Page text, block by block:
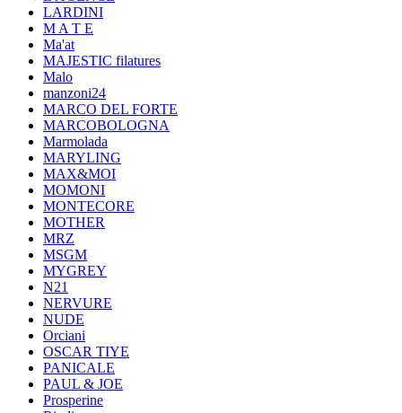
LARDINI
M A T E
Ma'at
MAJESTIC filatures
Malo
manzoni24
MARCO DEL FORTE
MARCOBOLOGNA
Marmolada
MARYLING
MAX&MOI
MOMONI
MONTECORE
MOTHER
MRZ
MSGM
MYGREY
N21
NERVURE
NUDE
Orciani
OSCAR TIYE
PANICALE
PAUL & JOE
Prosperine